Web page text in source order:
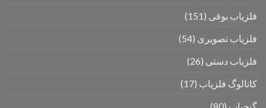
فلزیاب بوقی (151)
فلزیاب تصویری (54)
فلزیاب دستی (26)
کاتالوگ فلزیاب (17)